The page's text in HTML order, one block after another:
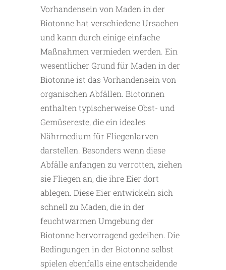
Vorhandensein von Maden in der
Biotonne hat verschiedene Ursachen
und kann durch einige einfache
Maßnahmen vermieden werden. Ein
wesentlicher Grund für Maden in der
Biotonne ist das Vorhandensein von
organischen Abfällen. Biotonnen
enthalten typischerweise Obst- und
Gemüsereste, die ein ideales
Nährmedium für Fliegenlarven
darstellen. Besonders wenn diese
Abfälle anfangen zu verrotten, ziehen
sie Fliegen an, die ihre Eier dort
ablegen. Diese Eier entwickeln sich
schnell zu Maden, die in der
feuchtwarmen Umgebung der
Biotonne hervorragend gedeihen. Die
Bedingungen in der Biotonne selbst
spielen ebenfalls eine entscheidende